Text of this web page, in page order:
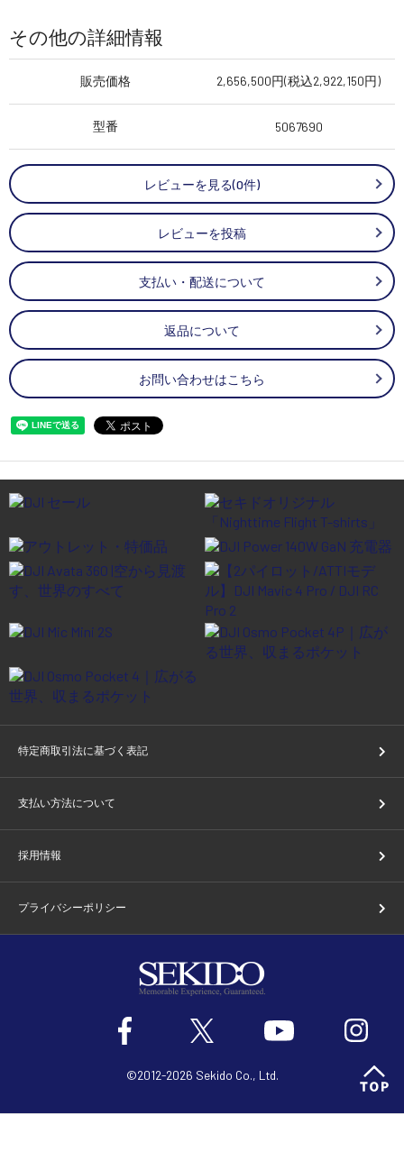
その他の詳細情報
販売価格 2,656,500円(税込2,922,150円)
型番 5067690
レビューを見る(0件)
レビューを投稿
支払い・配送について
返品について
お問い合わせはこちら
特定商取引法に基づく表記
支払い方法について
採用情報
プライバシーポリシー
©2012-2026 Sekido Co., Ltd.